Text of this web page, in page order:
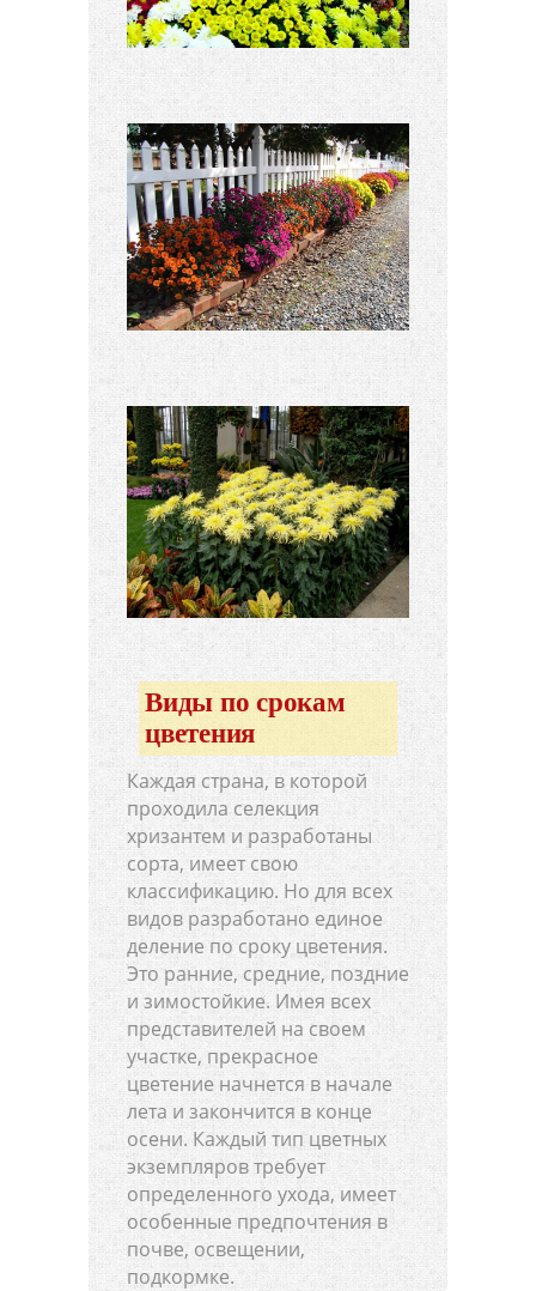
Виды по срокам
цветения
Каждая страна, в которой
проходила селекция
хризантем и разработаны
сорта, имеет свою
классификацию. Но для всех
видов разработано единое
деление по сроку цветения.
Это ранние, средние, поздние
и зимостойкие. Имея всех
представителей на своем
участке, прекрасное
цветение начнется в начале
лета и закончится в конце
осени. Каждый тип цветных
экземпляров требует
определенного ухода, имеет
особенные предпочтения в
почве, освещении,
подкормке.